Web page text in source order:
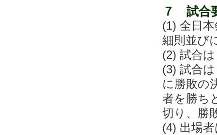
７ 試合
(1) 全日
細則並び
(2) 試合
(3) 試合
に勝敗の
者を勝ち
切り、勝
(4) 出場